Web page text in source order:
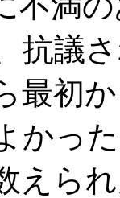
抗議
最初
かっ
えら